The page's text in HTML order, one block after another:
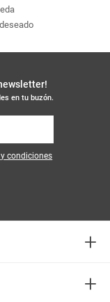
en tu buzón.
condiciones
+
+